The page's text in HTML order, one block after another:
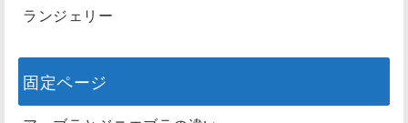
ランジェリー
固定ページ